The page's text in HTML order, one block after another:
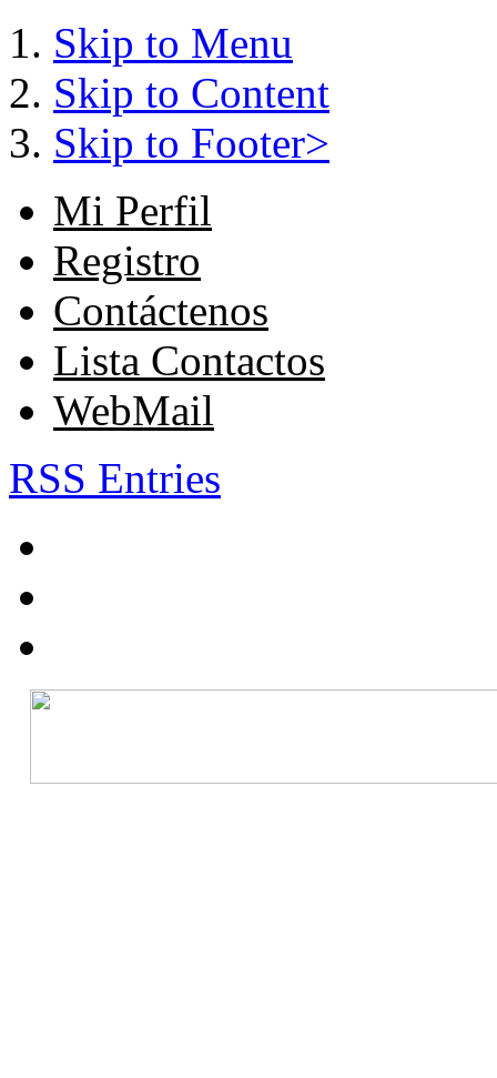
Skip to Menu
Skip to Content
Skip to Footer>
Mi Perfil
Registro
Contáctenos
Lista Contactos
WebMail
RSS Entries